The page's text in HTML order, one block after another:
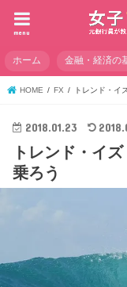
menu
ホーム 金融・経済の
HOME FX トレンド・イ
2018.01.23
トレンド・イ
乗ろう